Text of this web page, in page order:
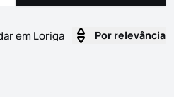
0 apartamentos para arrendar em Loriga Por relevância